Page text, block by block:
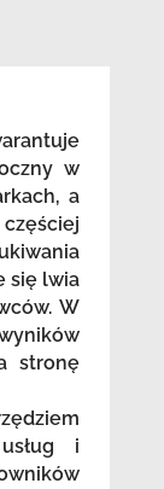
w
a
się lwia
W
stronę
i